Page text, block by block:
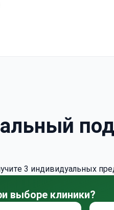
3 индивидуальных
выборе клиники?